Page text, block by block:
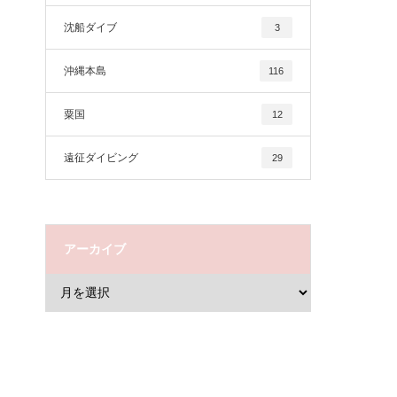
沈船ダイブ 3
沖縄本島 116
粟国 12
遠征ダイビング 29
アーカイブ